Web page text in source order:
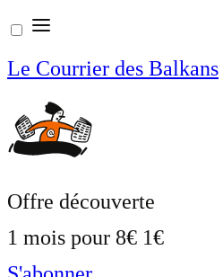
Aller
au
contenu
Le Courrier des Balkans
Offre découverte
1 mois pour 8€ 1€